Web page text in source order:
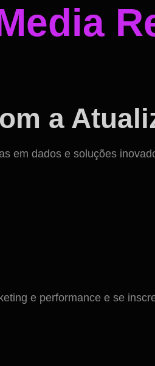
a
em dados e soluções
e performance e se